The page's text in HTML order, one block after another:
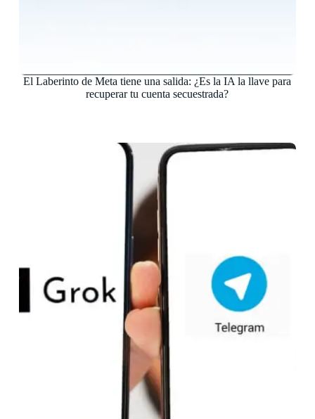
El Laberinto de Meta tiene una salida: ¿Es la IA la llave para
recuperar tu cuenta secuestrada?